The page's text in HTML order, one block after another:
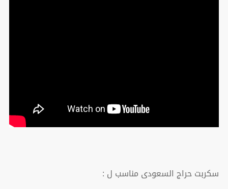
سكربت حراج السعودى مناسب ل :